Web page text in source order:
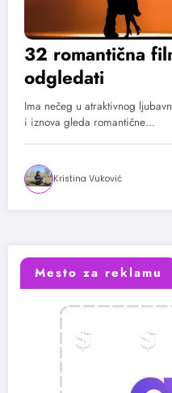
32 romantična
odgledati
Ima nečeg u atraktivnog
i iznova gleda romantične…
Kristina Vuković
Mesto za reklamu